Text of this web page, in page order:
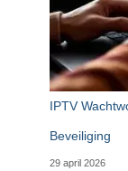
IPTV
Beveiliging
29 april 2026